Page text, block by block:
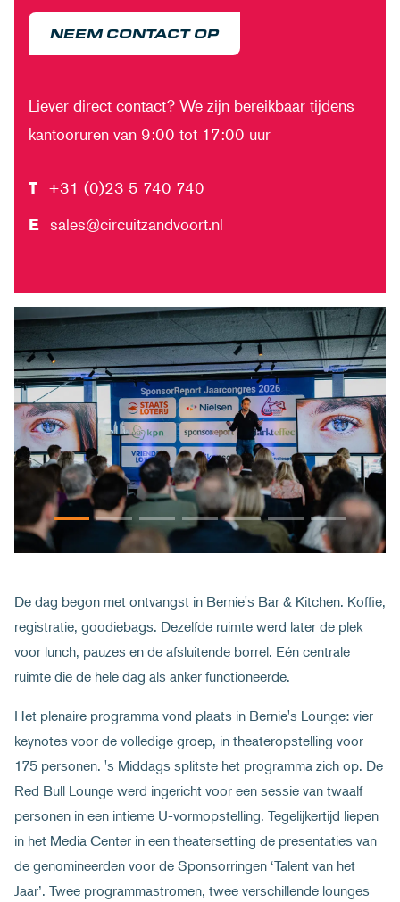
NEEM CONTACT OP
Liever direct contact? We zijn bereikbaar tijdens
kantooruren van 9:00 tot 17:00 uur
T +31 (0)23 5 740 740
E sales@circuitzandvoort.nl
De dag begon met ontvangst in Bernie's Bar & Kitchen. Koffie,
registratie, goodiebags. Dezelfde ruimte werd later de plek
voor lunch, pauzes en de afsluitende borrel. Eén centrale
ruimte die de hele dag als anker functioneerde.
Het plenaire programma vond plaats in Bernie's Lounge: vier
keynotes voor de volledige groep, in theateropstelling voor
175 personen. 's Middags splitste het programma zich op. De
Red Bull Lounge werd ingericht voor een sessie van twaalf
personen in een intieme U-vormopstelling. Tegelijkertijd liepen
in het Media Center in een theatersetting de presentaties van
de genomineerden voor de Sponsorringen ‘Talent van het
Jaar’. Twee programmastromen, twee verschillende lounges